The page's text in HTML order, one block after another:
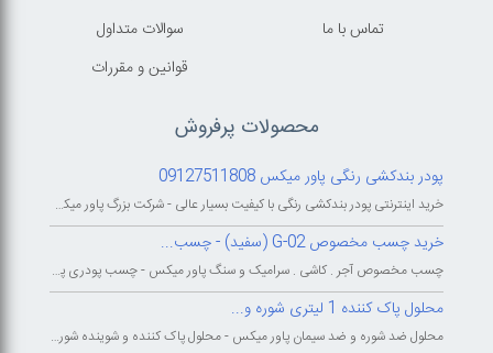
تماس با ما
سوالات متداول
قوانين و مقررات
محصولات پرفروش
پودر بندکشی رنگی پاور میکس 09127511808
خرید اینترنتی پودر بندکشی رنگی با کیفیت بسیار عالی - شرکت بزرگ پاور میکس...
خرید چسب مخصوص G-02 (سفید) - چسب...
چسب مخصوص آجر . کاشی . سرامیک و سنگ پاور میکس - چسب پودری پاورمیکس - چسب...
محلول پاک کننده 1 لیتری شوره و...
محلول ضد شوره و ضد سیمان پاور میکس - محلول پاک کننده و شوینده شوره و سیمان...